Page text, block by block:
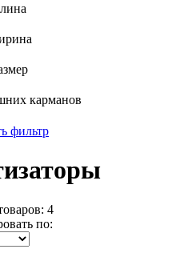
карманов
фильтр
4
по: